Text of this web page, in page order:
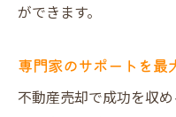
買主様に与え
仮想現実によ
VRを活用した
ができます。
専門家のサポートを最
不動産売却で成功を収